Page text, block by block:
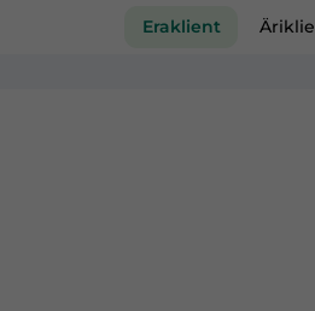
Eraklient